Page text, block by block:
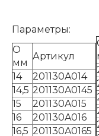
Параметры:
O
мм
Артикул
14
201130A014
14,5 201130A0145
15
201130A015
16
201130A016
16,5 201130A0165